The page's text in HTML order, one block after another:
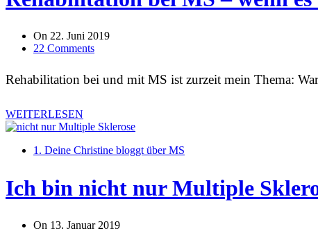
On 22. Juni 2019
22 Comments
Rehabilitation bei und mit MS ist zurzeit mein Thema:
WEITERLESEN
1. Deine Christine bloggt über MS
Ich bin nicht nur Multiple
On 13. Januar 2019